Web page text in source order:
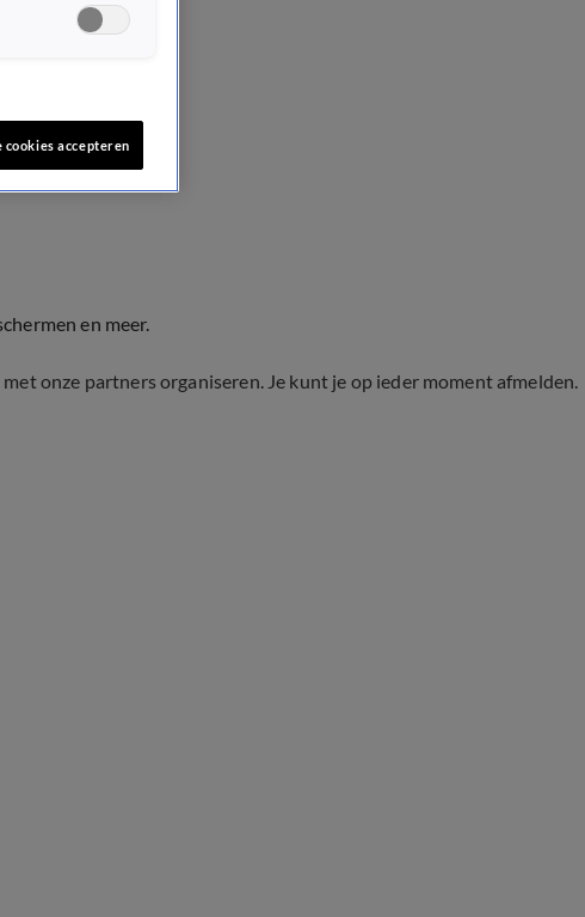
en meer.
onze partners organiseren. Je kunt je op ieder moment afmelden.
cookies accepteren